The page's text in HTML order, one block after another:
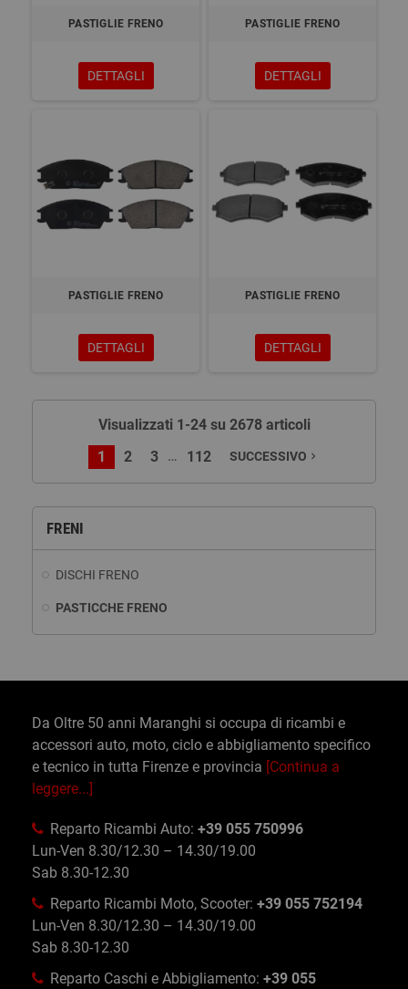
FRENI
DISCHI FRENO
PASTICCHE FRENO
PASTIGLIE FRENO
DETTAGLI
PASTIGLIE FRENO
DETTAGLI
PASTIGLIE FRENO
DETTAGLI
PASTIGLIE FRENO
DETTAGLI
Visualizzati 1-24 su 2678 articoli
1
2 3 … 112 SUCCESSIVO navigate_next
Da Oltre 50 anni Maranghi si occupa di ricambi e
accessori auto, moto, ciclo e abbigliamento specifico
e tecnico in tutta Firenze e provincia [Continua a
leggere...]
Reparto Ricambi Auto: +39 055 750996
Lun-Ven 8.30/12.30 – 14.30/19.00
Sab 8.30-12.30
Reparto Ricambi Moto, Scooter: +39 055 752194
Lun-Ven 8.30/12.30 – 14.30/19.00
Sab 8.30-12.30
Reparto Caschi e Abbigliamento: +39 055